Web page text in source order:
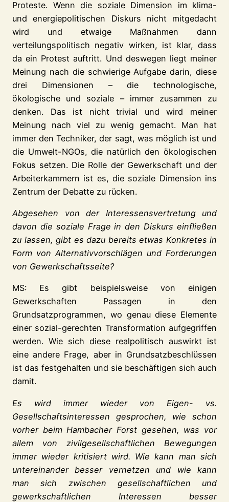
Proteste. Wenn die soziale Dimension im klima-
und energiepolitischen Diskurs nicht mitgedacht
wird und etwaige Maßnahmen dann
verteilungspolitisch negativ wirken, ist klar, dass
da ein Protest auftritt. Und deswegen liegt meiner
Meinung nach die schwierige Aufgabe darin, diese
drei Dimensionen – die technologische,
ökologische und soziale – immer zusammen zu
denken. Das ist nicht trivial und wird meiner
Meinung nach viel zu wenig gemacht. Man hat
immer den Techniker, der sagt, was möglich ist und
die Umwelt-NGOs, die natürlich den ökologischen
Fokus setzen. Die Rolle der Gewerkschaft und der
Arbeiterkammern ist es, die soziale Dimension ins
Zentrum der Debatte zu rücken.
Abgesehen von der Interessensvertretung und
davon die soziale Frage in den Diskurs einfließen
zu lassen, gibt es dazu bereits etwas Konkretes in
Form von Alternativvorschlägen und Forderungen
von Gewerkschaftsseite?
MS: Es gibt beispielsweise von einigen
Gewerkschaften Passagen in den
Grundsatzprogrammen, wo genau diese Elemente
einer sozial-gerechten Transformation aufgegriffen
werden. Wie sich diese realpolitisch auswirkt ist
eine andere Frage, aber in Grundsatzbeschlüssen
ist das festgehalten und sie beschäftigen sich auch
damit.
Es wird immer wieder von Eigen- vs.
Gesellschaftsinteressen gesprochen, wie schon
vorher beim Hambacher Forst gesehen, was vor
allem von zivilgesellschaftlichen Bewegungen
immer wieder kritisiert wird. Wie kann man sich
untereinander besser vernetzen und wie kann
man sich zwischen gesellschaftlichen und
gewerkschaftlichen Interessen besser